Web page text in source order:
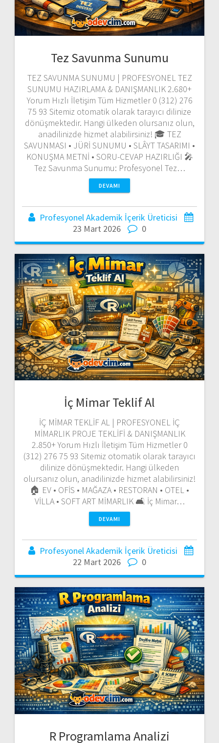
Tez Savunma Sunumu
TEZ SAVUNMA SUNUMU | PROFESYONEL TEZ
SUNUMU HAZIRLAMA & DANIŞMANLIK 2.680+
Yorum Hızlı İletişim Tüm Hizmetler 0 (312) 276
75 93 Sitemiz otomatik olarak tarayıcı dilinize
dönüşmektedir. Hangi ülkeden olursanız olun,
anadilinizde hizmet alabilirsiniz! 🎓 TEZ
SAVUNMASI • JÜRİ SUNUMU • SLÂYT TASARIMI •
KONUŞMA METNİ • SORU-CEVAP HAZIRLIĞI 🎤
Tez Savunma Sunumu: Profesyonel Tez…
DEVAMI
Profesyonel Akademik İçerik Üreticisi
23 Mart 2026
0
İç Mimar Teklif Al
İÇ MİMAR TEKLİF AL | PROFESYONEL İÇ
MİMARLIK PROJE TEKLİFİ & DANIŞMANLIK
2.850+ Yorum Hızlı İletişim Tüm Hizmetler 0
(312) 276 75 93 Sitemiz otomatik olarak tarayıcı
dilinize dönüşmektedir. Hangi ülkeden
olursanız olun, anadilinizde hizmet alabilirsiniz!
🏠 EV • OFİS • MAĞAZA • RESTORAN • OTEL •
VİLLA • SOFT ART MİMARLIK 🛋️ İç Mimar…
DEVAMI
Profesyonel Akademik İçerik Üreticisi
22 Mart 2026
0
R Programlama Analizi